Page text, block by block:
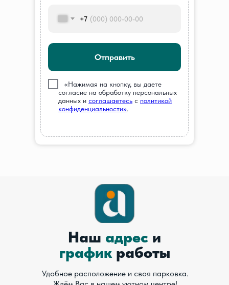
+7
Отправить
«Нажимая на кнопку, вы даете
согласие на обработку персональных
данных и соглашаетесь c политикой
конфиденциальности».
Наш адрес и
график работы
Удобное расположение и своя парковка.